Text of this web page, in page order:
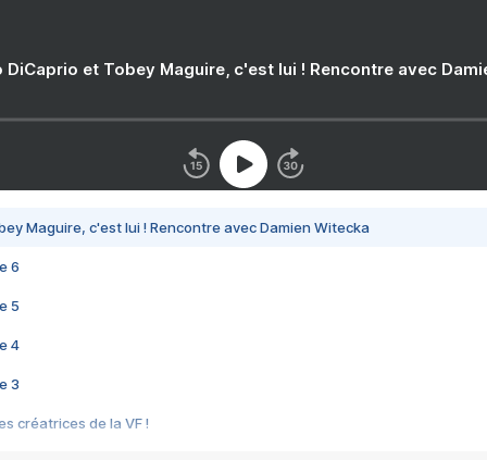
DiCaprio et Tobey Maguire, c'est lui ! Rencontre avec
Maguire, c'est lui ! Rencontre avec Damien Witecka
6
5
4
3
créatrices de la VF !